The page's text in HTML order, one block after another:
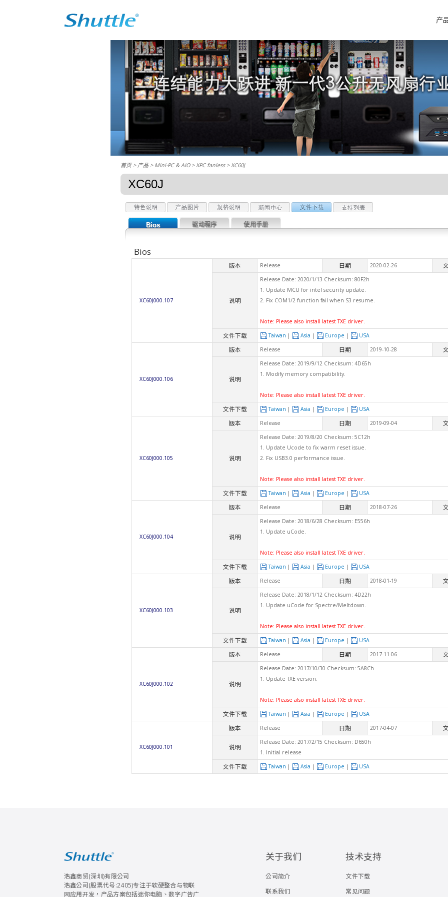
产
首页> 产品 > Mini-PC & AIO > XPC fanless> XC60J
XC60J
Bios 驱动程序 使用手册
Bios
XC60J000.107
版本 Release 日期 2020-02-26
说明
Release Date: 2020/1/13 Checksum: 80F2h
1. Update MCU for intel security update.
2. Fix COM1/2 function fail when S3 resume.
Note: Please also install latest TXE driver.
文件下载 Taiwan | Asia | Europe | USA
XC60J000.106
版本 Release 日期 2019-10-28
说明
Release Date: 2019/9/12 Checksum: 4D65h
1. Modify memory compatibility.
Note: Please also install latest TXE driver.
文件下载 Taiwan | Asia | Europe | USA
XC60J000.105
版本 Release 日期 2019-09-04
说明
Release Date: 2019/8/20 Checksum: 5C12h
1. Update Ucode to fix warm reset issue.
2. Fix USB3.0 performance issue.
Note: Please also install latest TXE driver.
文件下载 Taiwan | Asia | Europe | USA
XC60J000.104
版本 Release 日期 2018-07-26
说明
Release Date: 2018/6/28 Checksum: E556h
1. Update uCode.
Note: Please also install latest TXE driver.
文件下载 Taiwan | Asia | Europe | USA
XC60J000.103
版本 Release 日期 2018-01-19
说明
Release Date: 2018/1/12 Checksum: 4D22h
1. Update uCode for Spectre/Meltdown.
Note: Please also install latest TXE driver.
文件下载 Taiwan | Asia | Europe | USA
XC60J000.102
版本 Release 日期 2017-11-06
说明
Release Date: 2017/10/30 Checksum: 5A8Ch
1. Update TXE version.
Note: Please also install latest TXE driver.
文件下载 Taiwan | Asia | Europe | USA
XC60J000.101
版本 Release 日期 2017-04-07
说明
Release Date: 2017/2/15 Checksum: D650h
1. Initial release
文件下载 Taiwan | Asia | Europe | USA
浩鑫商贸(深圳)有限公司
浩鑫公司(股票代号:2405)专注于软硬整合与物联
网应用开发，产品方案包括迷你电脑、数字广告广
关于我们
公司简介
联系我们
技术支持
文件下载
常见问题